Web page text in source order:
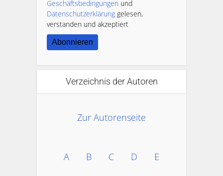
Geschäftsbedingungen und
Datenschutzerklärung gelesen,
verstanden und akzeptiert
Abonnieren
Verzeichnis der Autoren
Zur Autorenseite
A B C D E